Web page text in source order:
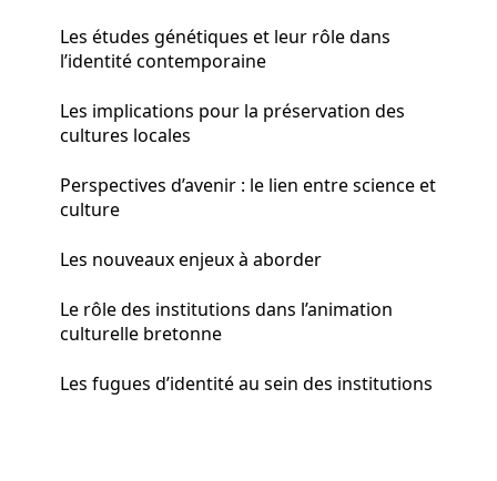
Les études génétiques et leur rôle dans
l’identité contemporaine
Les implications pour la préservation des
cultures locales
Perspectives d’avenir : le lien entre science et
culture
Les nouveaux enjeux à aborder
Le rôle des institutions dans l’animation
culturelle bretonne
Les fugues d’identité au sein des institutions